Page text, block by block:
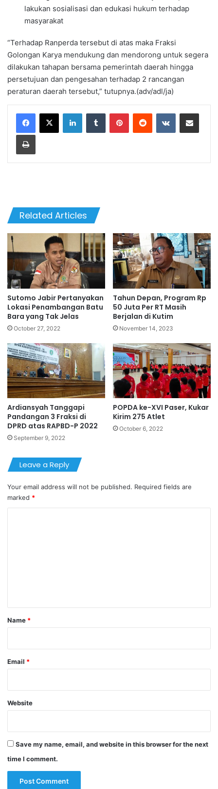
lakukan sosialisasi dan edukasi hukum terhadap
masyarakat
“Terhadap Ranperda tersebut di atas maka Fraksi
Golongan Karya mendukung dan mendorong untuk segera
dilakukan tahapan bersama pemerintah daerah hingga
persetujuan dan pengesahan terhadap 2 rancangan
peraturan daerah tersebut,” tutupnya.(adv/adl/ja)
LinkedInTumblr PinterestReddit VKontakteShare via Email
Print
Related Articles
Sutomo Jabir Pertanyakan
Lokasi Penambangan Batu
Bara yang Tak Jelas
October 27, 2022
Tahun Depan, Program Rp
50 Juta Per RT Masih
Berjalan di Kutim
November 14, 2023
Ardiansyah Tanggapi
Pandangan 3 Fraksi di
DPRD atas RAPBD-P 2022
September 9, 2022
POPDA ke-XVI Paser, Kukar
Kirim 275 Atlet
October 6, 2022
Leave a Reply
Your email address will not be published. Required fields are
marked *
*
Name *
Email *
Website
Save my name, email, and website in this browser for the next
time I comment.